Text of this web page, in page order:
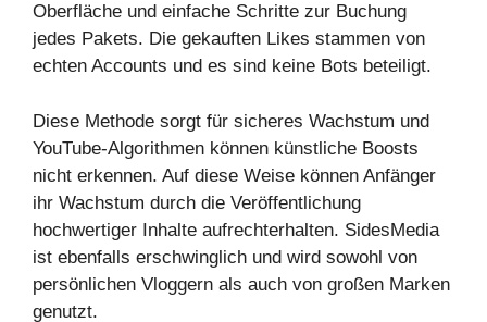
Oberfläche und einfache Schritte zur Buchung
jedes Pakets. Die gekauften Likes stammen von
echten Accounts und es sind keine Bots beteiligt.
Diese Methode sorgt für sicheres Wachstum und
YouTube-Algorithmen können künstliche Boosts
nicht erkennen. Auf diese Weise können Anfänger
ihr Wachstum durch die Veröffentlichung
hochwertiger Inhalte aufrechterhalten. SidesMedia
ist ebenfalls erschwinglich und wird sowohl von
persönlichen Vloggern als auch von großen Marken
genutzt.